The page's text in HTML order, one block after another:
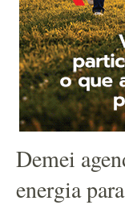
Demei
energia